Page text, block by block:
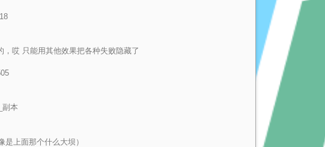
哎 只能用其他效果把各种失败隐藏了
上面那个什么大坝）